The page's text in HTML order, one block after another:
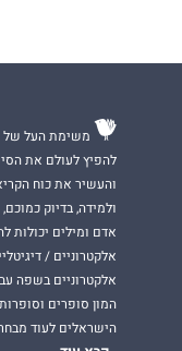
משימת העל של
להפיץ לעולם את
והעשיר את כוח
ולמידה, בדיוק
אדם ומילים יכולות
אלקטרוניים /
אלקטרוניים בשפה
המון סופרים
הישראלים לעוד